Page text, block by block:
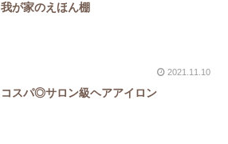
我が家のえほん棚
2021.11.10
コスパ◎サロン級ヘアアイロン